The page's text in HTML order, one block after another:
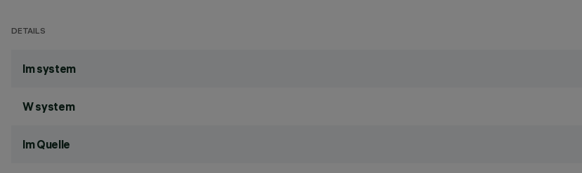
DETAILS
lm system
W system
lm Quelle